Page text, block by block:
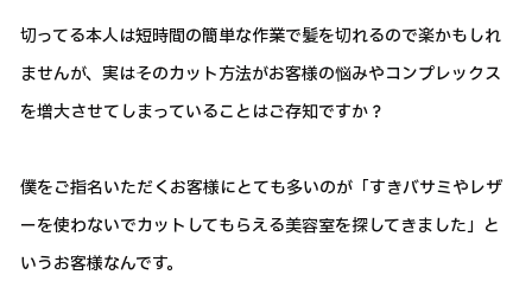
切ってる本人は短時間の簡単な作業で髪を切れるので楽かもしれ
ませんが、実はそのカット方法がお客様の悩みやコンプレックス
を増大させてしまっていることはご存知ですか？
僕をご指名いただくお客様にとても多いのが「すきバサミやレザ
ーを使わないでカットしてもらえる美容室を探してきました」と
いうお客様なんです。